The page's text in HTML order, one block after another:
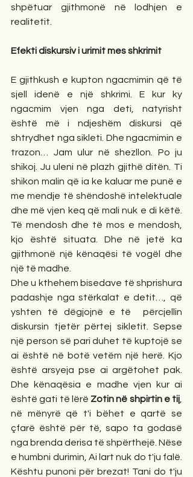
shpëtuar gjithmonë në lodhjen e
realitetit.
Efekti diskursiv i urimit mes shkrimit
E gjithkush e kupton ngacmimin që të
sjell idenë e një shkrimi. E kur ky
ngacmim vjen nga deti, natyrisht
është më i ndjeshëm diskursi që
shtrydhet nga sikleti. Dhe ngacmimin e
trazon… Jam ulur në shezllon. Po ju
shikoj. Ju uleni në plazh gjithë ditën. Ti
shikon malin që ia ke kaluar me punë e
me mendje të shëndoshë intelektuale
dhe më vjen keq që mali nuk e di këtë.
Të mendosh dhe të mos e mendosh,
kjo është situata. Dhe në jetë ka
gjithmonë një kënaqësi të vogël dhe
një të madhe.
Dhe u kthehem bisedave të shprishura
padashje nga stërkalat e detit…, që
yshten të dëgjojnë e të  përcjellin
diskursin tjetër përtej sikletit. Sepse
një person së pari duhet të kuptojë se
ai është në botë vetëm një herë. Kjo
është arsyeja pse ai argëtohet pak.
Dhe kënaqësia e madhe vjen kur ai
është gati të lërë Zotin në shpirtin e tij
në mënyrë që t'i bëhet e qartë se
çfarë është për të, sapo ta godasë
nga brenda derisa të shpërthejë. Nëse
e humbni durimin, Ai lart nuk do t'ju falë.
Kështu punoni për brezat! Tani do t'ju